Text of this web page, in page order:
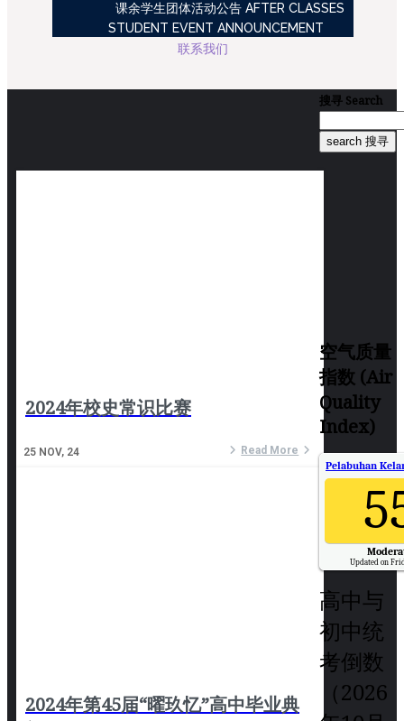
课余学生团体活动公告 AFTER CLASSES
STUDENT EVENT ANNOUNCEMENT
联系我们
2024年校史常识比赛
25 NOV, 24 Read More
2024年第45届“曜玖忆”高中毕业典
搜寻 Search
search 搜寻
空气质量
指数 (Air
Quality
Index)
Pelabuhan
Updated on
高中与
初中统
考倒数
（2026